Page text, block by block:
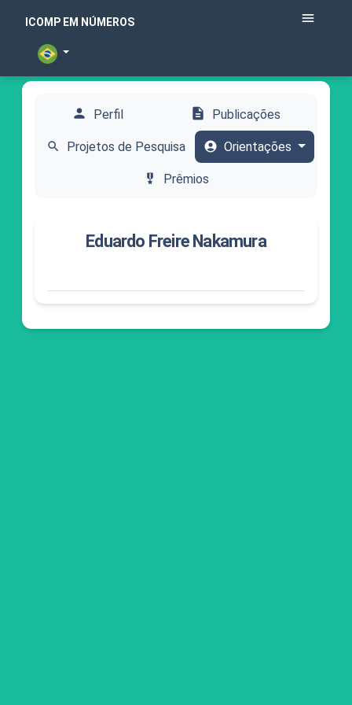
ICOMP EM NÚMEROS menu
person Perfil description Publicações
search Projetos de Pesquisa account_circle Orientações
military_tech Prêmios
Eduardo Freire Nakamura